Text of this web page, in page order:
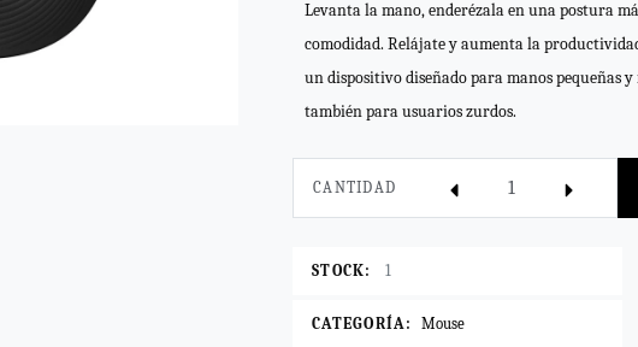
Levanta la mano, enderézala en una postura
comodidad. Relájate y aumenta la
un dispositivo diseñado para manos pequeñas
también para usuarios zurdos.
CANTIDAD
STOCK: 1
CATEGORÍA: Mouse